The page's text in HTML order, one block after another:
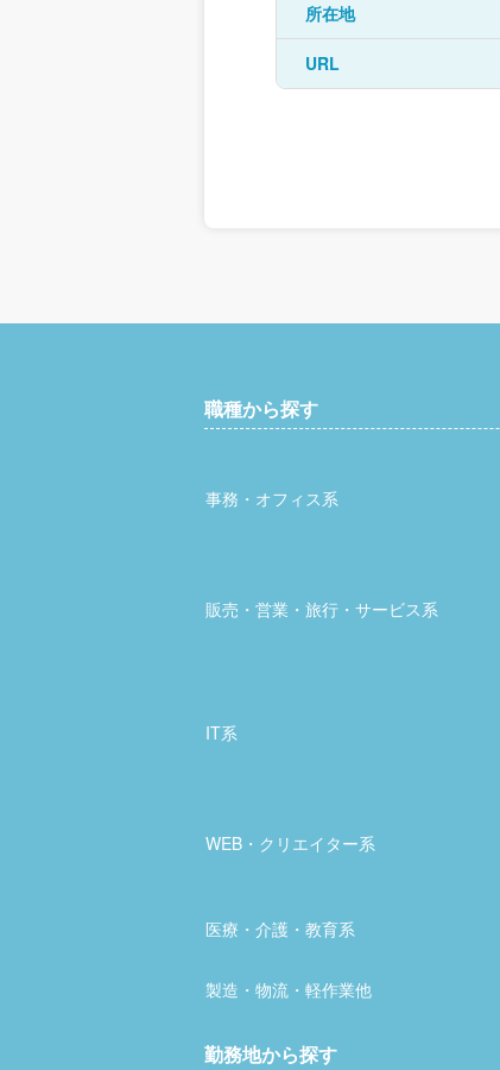
所在地
URL
職種から探す
事務・オフィス系
販売・営業・旅行・サービス系
IT系
WEB・クリエイター系
医療・介護・教育系
製造・物流・軽作業他
勤務地から探す